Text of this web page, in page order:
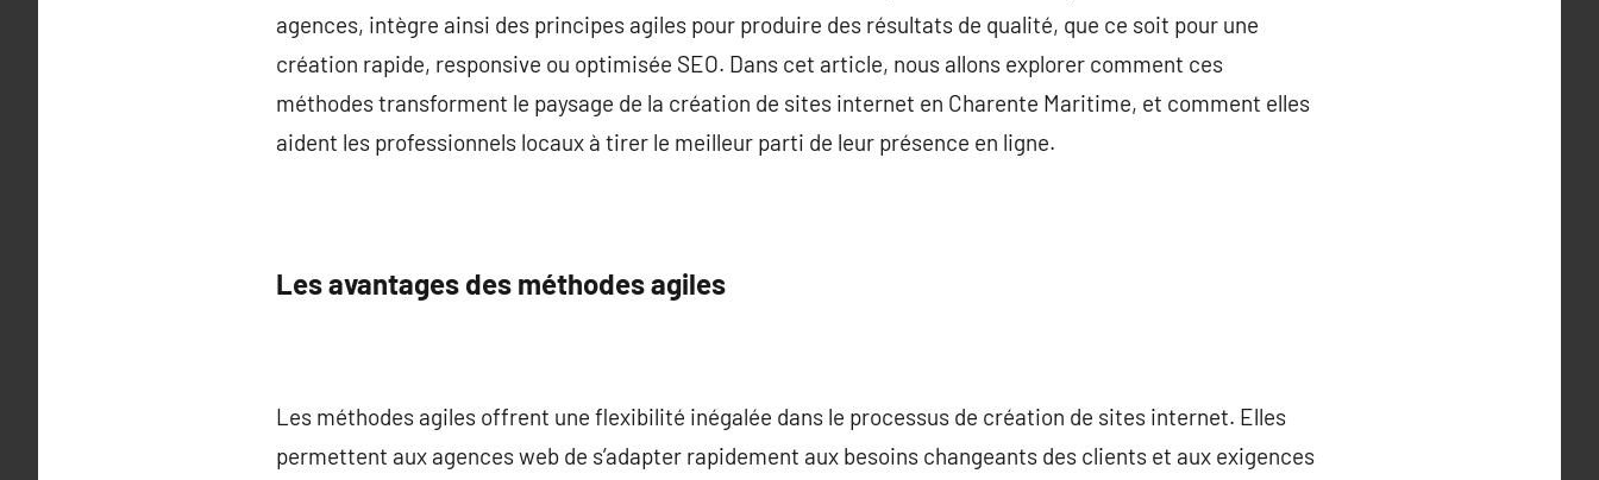
agences, intègre ainsi des principes agiles pour produire des résultats de qualité, que ce soit pour une
création rapide, responsive ou optimisée SEO. Dans cet article, nous allons explorer comment ces
méthodes transforment le paysage de la création de sites internet en Charente Maritime, et comment elles
aident les professionnels locaux à tirer le meilleur parti de leur présence en ligne.
Les avantages des méthodes agiles
Les méthodes agiles offrent une flexibilité inégalée dans le processus de création de sites internet. Elles
permettent aux agences web de s’adapter rapidement aux besoins changeants des clients et aux exigences